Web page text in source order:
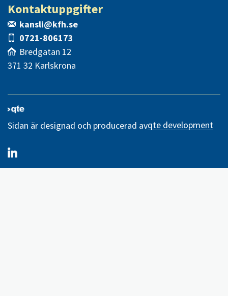
Kontaktuppgifter
kansli@kfh.se
0721-806173
Bredgatan 12
371 32 Karlskrona
Sidan är designad och producerad avqte development